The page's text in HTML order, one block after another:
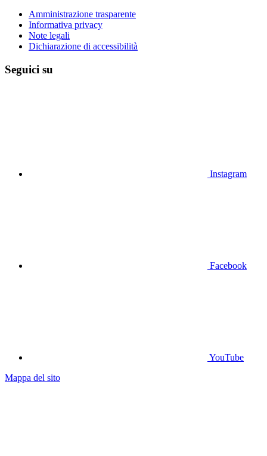
Amministrazione trasparente
Informativa privacy
Note legali
Dichiarazione di accessibilità
Seguici su
Instagram
Facebook
YouTube
Mappa del sito